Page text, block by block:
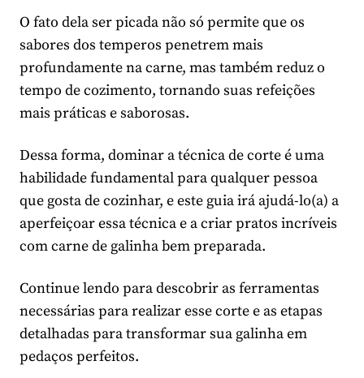
O fato dela ser picada não só permite que os
sabores dos temperos penetrem mais
profundamente na carne, mas também reduz o
tempo de cozimento, tornando suas refeições
mais práticas e saborosas.
Dessa forma, dominar a técnica de corte é uma
habilidade fundamental para qualquer pessoa
que gosta de cozinhar, e este guia irá ajudá-lo(a) a
aperfeiçoar essa técnica e a criar pratos incríveis
com carne de galinha bem preparada.
Continue lendo para descobrir as ferramentas
necessárias para realizar esse corte e as etapas
detalhadas para transformar sua galinha em
pedaços perfeitos.